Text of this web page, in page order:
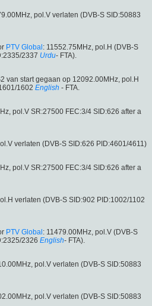
pol.V verlaten (DVB-S SID:50883
PTV Global : 11552.75MHz, pol.H (DVB-S
2337 Urdu- FTA).
van start gegaan op 12092.00MHz, pol.H
1602 English - FTA.
pol.V SR:27500 FEC:3/4 SID:626 after a
verlaten (DVB-S SID:626 PID:4601/4611)
pol.V SR:27500 FEC:3/4 SID:626 after a
verlaten (DVB-S SID:902 PID:1002/1102
PTV Global : 11479.00MHz, pol.V (DVB-S
2326 English- FTA).
pol.V verlaten (DVB-S SID:50883
pol.V verlaten (DVB-S SID:50883